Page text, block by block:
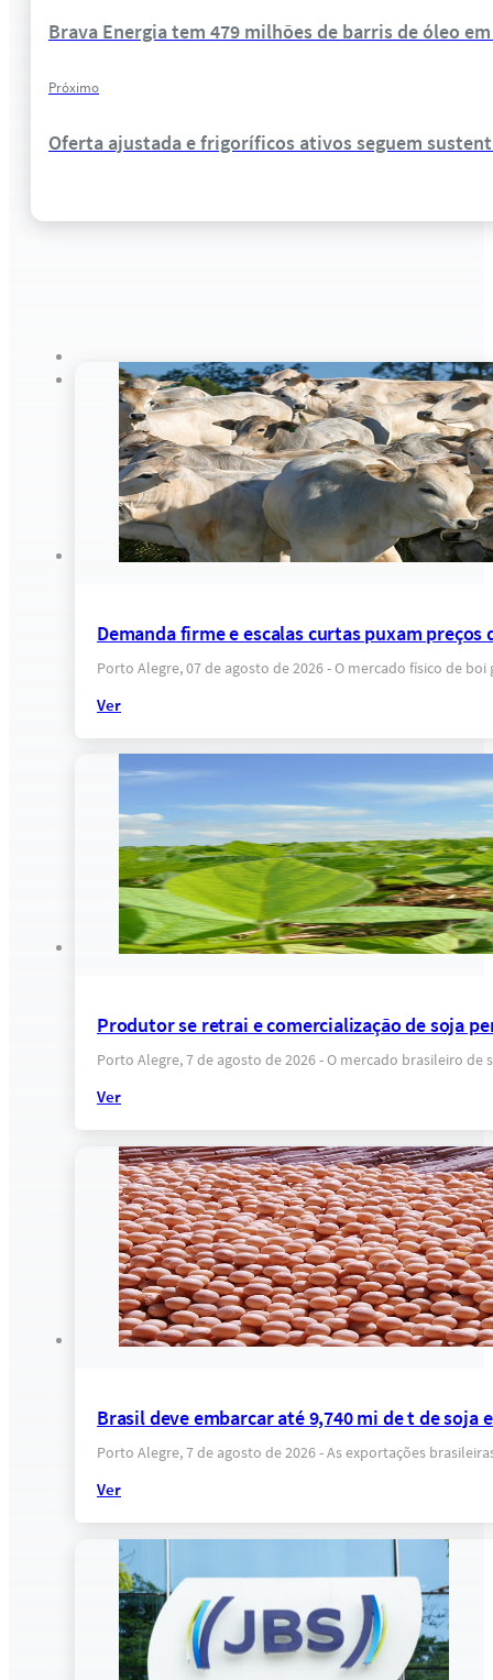
Brava Energia tem 479 milhões de barris de óleo
Próximo
Oferta ajustada e frigoríficos ativos seguem
Demanda firme e escalas curtas puxam preços
Porto Alegre, 07 de agosto de 2026 - O mercado físico de
Ver
Produtor se retrai e comercialização de soja
Porto Alegre, 7 de agosto de 2026 - O mercado brasileiro
Ver
Brasil deve embarcar até 9,740 mi de t de soja
Porto Alegre, 7 de agosto de 2026 - As exportações
Ver